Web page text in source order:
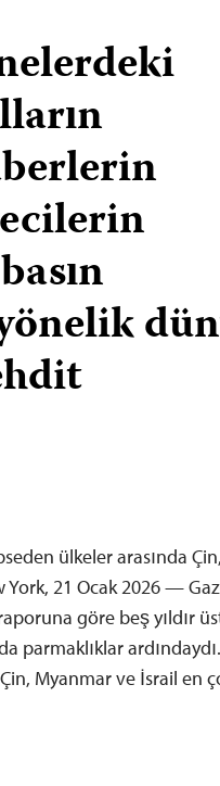
ülkeler arasında
York, 21 Ocak 2026 —
göre beş yıldır
parmaklıklar
Myanmar ve İsrail en